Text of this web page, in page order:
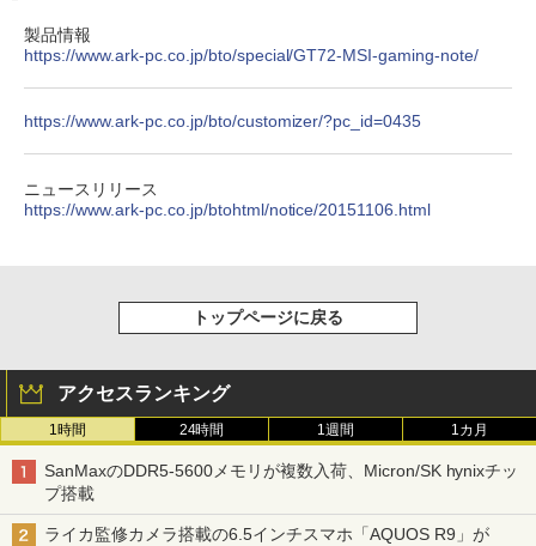
製品情報
https://www.ark-pc.co.jp/bto/special/GT72-MSI-gaming-note/
https://www.ark-pc.co.jp/bto/customizer/?pc_id=0435
ニュースリリース
https://www.ark-pc.co.jp/btohtml/notice/20151106.html
トップページに戻る
アクセスランキング
1時間 24時間 1週間 1カ月
SanMaxのDDR5-5600メモリが複数入荷、Micron/SK hynixチッ
プ搭載
ライカ監修カメラ搭載の6.5インチスマホ「AQUOS R9」が